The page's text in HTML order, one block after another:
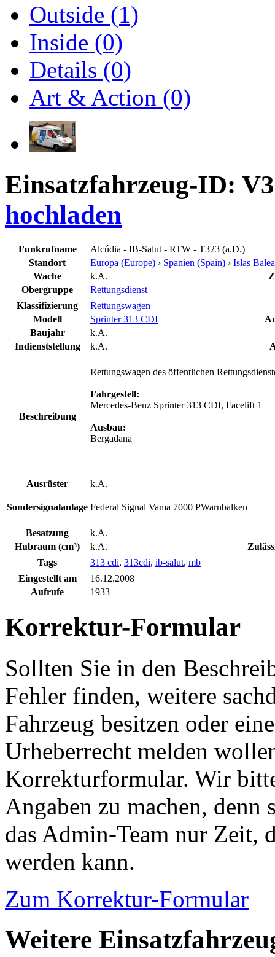
Outside (1)
Inside (0)
Details (0)
Art & Action (0)
Einsatzfahrzeug-ID:
hochladen
Funkrufname
Alcúdia - IB-Salut - RTW - T323 (a.D.)
Standort
Europa (Europe) › Spanien (Spain) › Islas
Wache
k.A.
Obergruppe
Rettungsdienst
Klassifizierung
Rettungswagen
Modell
Sprinter 313 CDI
Baujahr
k.A.
Indienststellung
k.A.
Beschreibung
Rettungswagen des öffentlichen
Fahrgestell:
Mercedes-Benz Sprinter 313 CDI, Facelift 1
Ausbau:
Bergadana
Ausrüster k.A.
Sondersignalanlage Federal Signal Vama 7000 PWarnbalken
Besatzung
k.A.
Hubraum (cm³)
k.A.
Tags
313 cdi, 313cdi, ib-salut, mb
Eingestellt am
16.12.2008
Aufrufe
1933
Korrektur-Formular
Sollten Sie in den
Fehler finden, weitere
Fahrzeug besitzen oder
Urheberrecht melden
Korrekturformular. Wir
Angaben zu machen,
das Admin-Team nur Zeit,
werden kann.
Zum Korrektur-Formular
Weitere